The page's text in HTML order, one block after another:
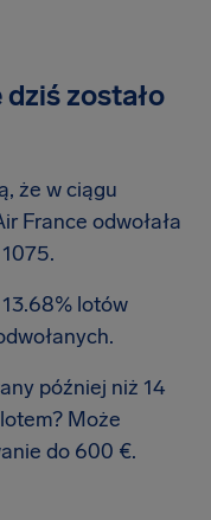
zostało
że w ciągu
France odwołała
lotów
później niż 14
Może
do 600 €.